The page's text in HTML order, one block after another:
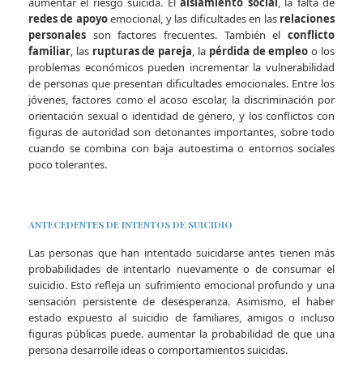
redes de apoyoemocional, y las dificultades en las relaciones
personales son factores frecuentes. También elconflicto
familiar, las rupturas de pareja, la pérdida de empleo o los
problemas económicos pueden incrementar la vulnerabilidad
de personas que presentan dificultades emocionales. Entre los
jóvenes, factores como el acoso escolar, la discriminación por
orientación sexual o identidad de género, y los conflictos con
figuras de autoridad son detonantes importantes, sobre todo
cuando se combina con baja autoestima o entornos sociales
poco tolerantes.
ANTECEDENTES DE INTENTOS DE SUICIDIO
Las personas que han intentado suicidarse antes tienen más
probabilidades de intentarlo nuevamente o de consumar el
suicidio. Esto refleja un sufrimiento emocional profundo y una
sensación persistente de desesperanza. Asimismo, el haber
estado expuesto al suicidio de familiares, amigos o incluso
figuras públicas puede. aumentar la probabilidad de que una
persona desarrolle ideas o comportamientos suicidas.